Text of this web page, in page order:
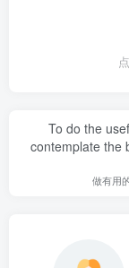
To do the
contemplate the
做有用